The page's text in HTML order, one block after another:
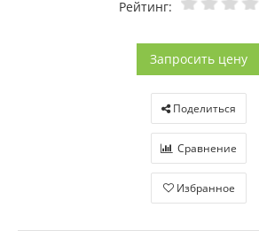
Рейтинг:
Запросить цену
Поделиться
Сравнение
Избранное